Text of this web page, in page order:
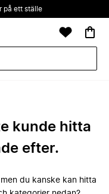
på ett ställe
kunde hitta
efter.
du kanske kan hitta